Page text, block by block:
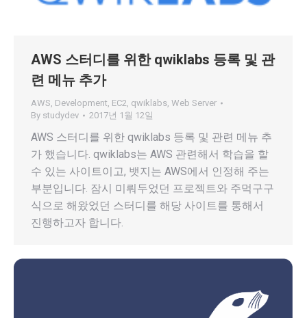
AWS 스터디를 위한 qwiklabs 등록 및 관
련 메뉴 추가
AWS, Development, EC2, qwiklabs, Web Server
By studydev 2017년 1월 12일
AWS 스터디를 위한 qwiklabs 등록 및 관련 메뉴 추
가 했습니다. qwiklabs는 AWS 관련해서 학습을 할
수 있는 사이트이고, 뱃지는 AWS에서 인정해 주는
부분입니다. 잠시 미뤄두었던 프로젝트와 주먹구구
식으로 해왔었던 스터디를 해당 사이트를 통해서
진행하고자 합니다.